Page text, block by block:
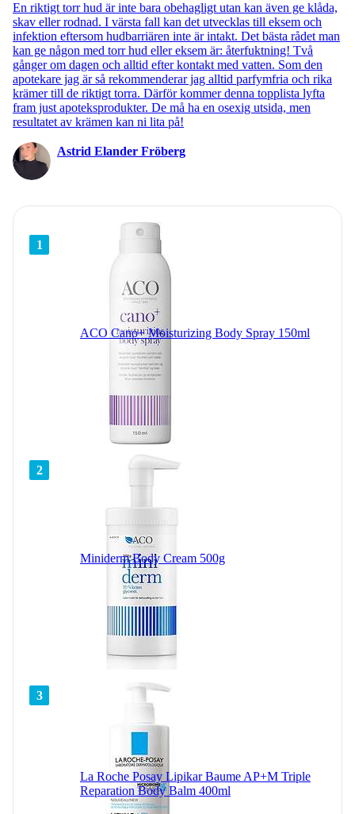
En riktigt torr hud är inte bara obehagligt utan kan även ge klåda,
skav eller rodnad. I värsta fall kan det utvecklas till eksem och
infektion eftersom hudbarriären inte är intakt. Det bästa rådet man
kan ge någon med torr hud eller eksem är: återfuktning! Två
gånger om dagen och alltid efter kontakt med vatten. Som den
apotekare jag är så rekommenderar jag alltid parfymfria och rika
krämer till de riktigt torra. Därför kommer denna topplista lyfta
fram just apoteksprodukter. De må ha en osexig utsida, men
resultatet av krämen kan ni lita på!
Astrid Elander Fröberg
1
ACO Cano+ Moisturizing Body Spray 150ml
2
Miniderm Body Cream 500g
3
La Roche Posay Lipikar Baume AP+M Triple
Reparation Body Balm 400ml